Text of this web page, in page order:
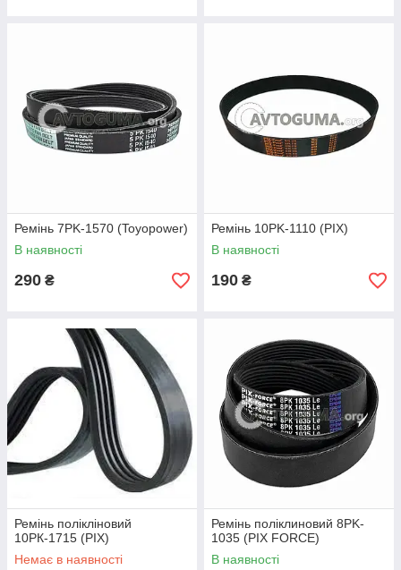
Ремінь 7PK-1570 (Toyopower)
В наявності
290 ₴
Ремінь 10PK-1110 (PIX)
В наявності
190 ₴
Ремінь полікліновий
10РК-1715 (PIX)
Немає в наявності
Ремінь поліклиновий 8PK-
1035 (PIX FORCE)
В наявності